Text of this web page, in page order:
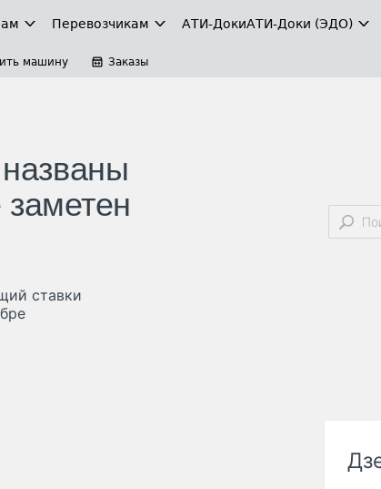
Перевозчикам АТИ-ДокиАТИ-Доки (ЭДО)
машину Заказы
заметен
ставки